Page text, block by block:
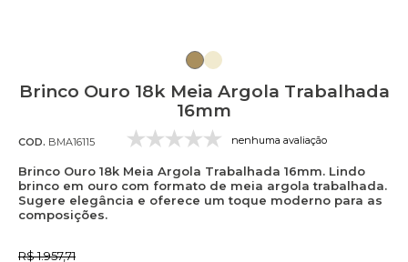
Brinco Ouro 18k Meia Argola Trabalhada
16mm
COD. BMA16115 nenhuma avaliação
Brinco Ouro 18k Meia Argola Trabalhada 16mm. Lindo
brinco em ouro com formato de meia argola trabalhada.
Sugere elegância e oferece um toque moderno para as
composições.
R$ 1.957,71